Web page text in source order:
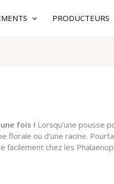
PRODUCTEURS
fois ! Lorsqu’une pousse
florale ou d’une racine.
facilement chez les